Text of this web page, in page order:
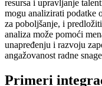
resursa i upravljanje
mogu analizirati podatke
za poboljšanje, i
analiza može pomoći
unapređenju i razvoju
angažovanost radne
Primeri